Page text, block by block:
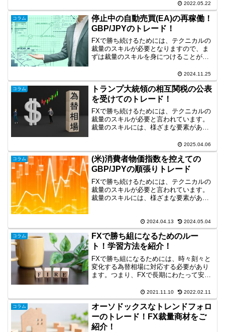
で、今回は、環境認識に基づいたトレー
ド事例を取り上げます。トレンド転換を
狙ったGBP/USDのト...
2022.05.22
コラム
停止中の自動売買(EA)の再稼働！
GBP/JPYのトレード！
FXで勝ち続けるためには、テクニカルの
裁量のスキルが必要となりますので、ま
ずは裁量のスキルを身につけることが重
けることができれば、その次の段階とし
て、より効率的なトレードを目指して自
動売買(EA)の活用も...
2024.11.25
コラム
トランプ大統領の相互関税の公表
を受けてのトレード！
FXで勝ち続けるためには、テクニカルの
裁量のスキルが必要と言われています。
裁量のスキルには、様ざまな要素があり
要な要素です。裁量のスキルは、その習
得に時間がかかるのが難点ですが、次の
トレードの効率化の段階...
2025.04.06
コラム
(米)消費者物価指数を控えての
GBP/JPYの順張りトレード
FXで勝ち続けるためには、テクニカルの
裁量のスキルが必要と言われています。
裁量のスキルには、様ざまな要素があり
識、ライントレードなどのテクニカル要
素に加えて、注目の経済...
2024.04.13 2024.05.04
コラム
FXで勝ち組になるためのルー
ト！学習方法を紹介！
FXで勝ち組になるためには、時々刻々と
変化する為替相場に対応する必要があり
ます。つまり、FXで長期にわたって安定
ではなく、学習が重要になります。しか
し、実際にFXの学習と言っても何から手
を付けて、どのよう...
2021.11.10 2022.02.11
コラム
オーソドックスなトレンドフォロ
ーのトレード！FX裁量商材をご
紹介！